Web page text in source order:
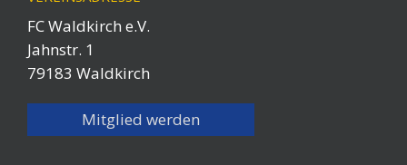
FC Waldkirch e.V.
Jahnstr. 1
79183 Waldkirch
Mitglied werden